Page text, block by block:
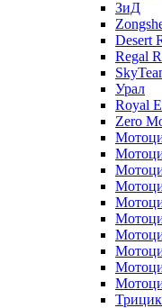
ЗиД
Desert
Regal
Урал
Royal
Zero